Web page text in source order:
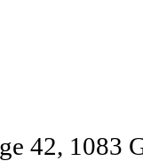
42, 1083